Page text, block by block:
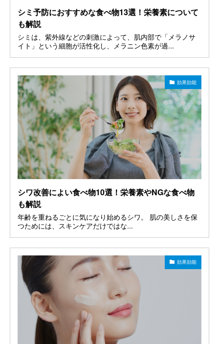
シミ予防におすすめな食べ物13選！栄養素について
も解説
シミは、紫外線などの刺激によって、肌内部で「メラノサ
イト」という細胞が活性化し、メラニン色素が過...
効果効能
シワ改善によい食べ物10選！栄養素やNGな食べ物
も解説
年齢を重ねるごとに気になり始めるシワ。 肌の美しさを保
つためには、スキンケアだけではな...
効果効能